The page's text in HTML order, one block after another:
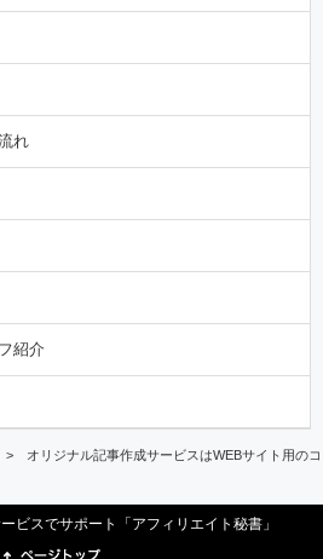
れ
紹介
オリジナル記事作成サービスはWEBサイト用の
ビスでサポート「アフィリエイト秘書」